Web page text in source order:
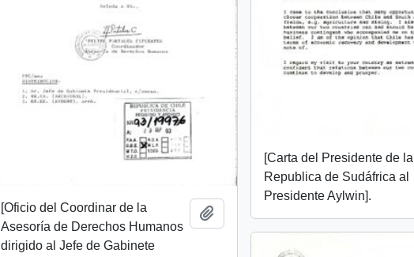
[Carta del Presidente de la
Republica de Sudáfrica al
Presidente Aylwin].
[Oficio del Coordinar de la
Asesoría de Derechos Humanos
dirigido al Jefe de Gabinete